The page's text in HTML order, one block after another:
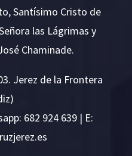
Santísimo Cristo de
las Lágrimas y
Chaminade.
Jerez de la Frontera
682 924 639 | E:
se.ze
rejzu